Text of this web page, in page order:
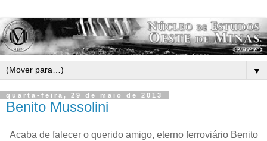
▼
quarta-feira, 29 de maio de 2013
Benito Mussolini
Acaba de falecer o querido amigo, eterno ferroviário Benito